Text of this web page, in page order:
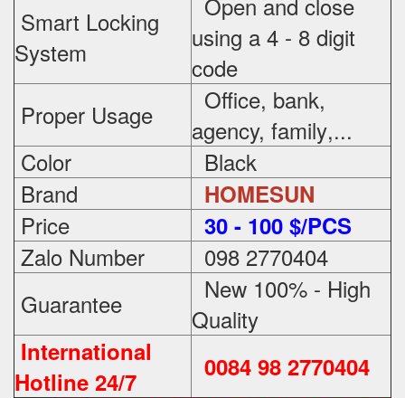
Smart Locking
System
using a 4 - 8 digit
code
Proper Usage
Office, bank,
agency, family,...
Color
Black
Brand
HOMESUN
Price 30 - 100 $/PCS
Zalo Number
098 2770404
Guarantee
New 100% - High
Quality
International
Hotline 24/7
0084 98 2770404